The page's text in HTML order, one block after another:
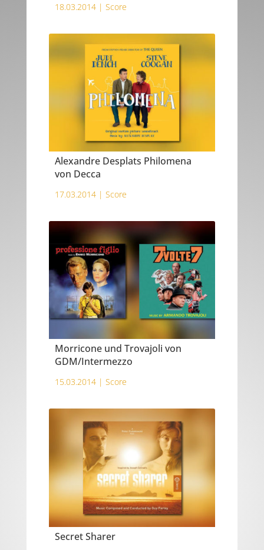
18.03.2014 | Score
Alexandre Desplats Philomena
von Decca
17.03.2014 | Score
Morricone und Trovajoli von
GDM/Intermezzo
15.03.2014 | Score
Secret Sharer